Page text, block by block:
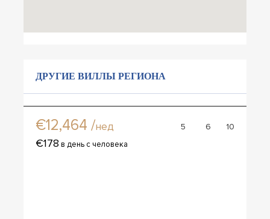
ДРУГИЕ ВИЛЛЫ РЕГИОНА
Вилла Талима
€12,464 /нед 5 6 10
€178 в день с человека